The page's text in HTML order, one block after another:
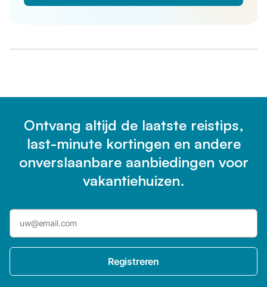
Ontvang altijd de laatste reistips,
last-minute kortingen en andere
onverslaanbare aanbiedingen voor
vakantiehuizen.
Registreren